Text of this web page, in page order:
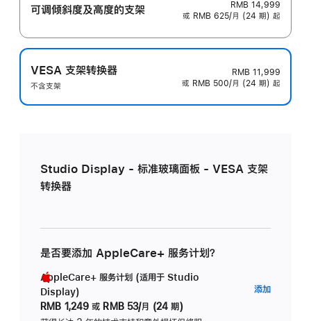
可调倾斜度及高‍度的支‍架
RMB 14,999
或 RMB 625/月 (24 期) 起
VESA 支架转换器
不含支架
RMB 11,999
或 RMB 500/月 (24 期) 起
Studio Display - 标准玻璃面板 - VESA 支架
转换器
是否要添加 AppleCare+ 服务计划？
AppleCare+ 服务计划 (适用于 Studio
Display)
RMB 1,249 或 RMB 53/月 (24 期)
添加